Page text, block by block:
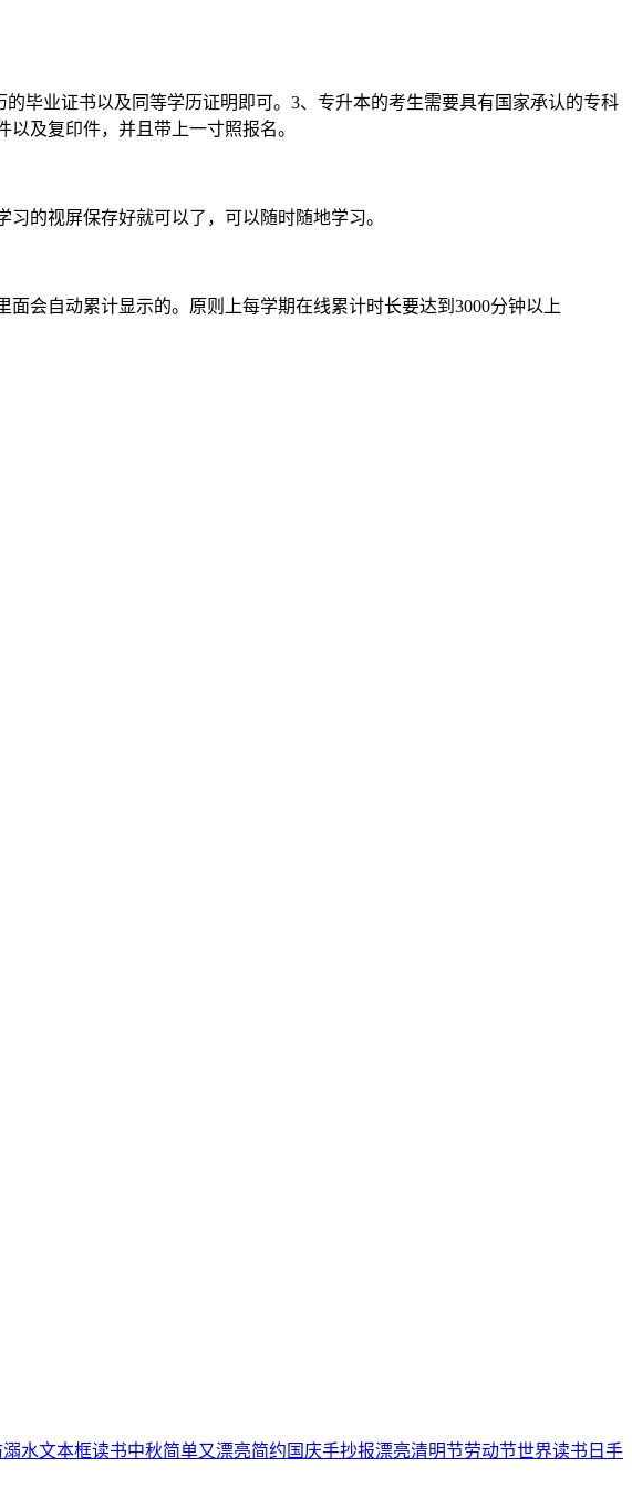
业证书以及同等学历证明即可。3、专升本的考生需要具有国家承认的专科
及复印件，并且带上一寸照报名。
的视屏保存好就可以了，可以随时随地学习。
会自动累计显示的。原则上每学期在线累计时长要达到3000分钟以上
溺水文本框读书中秋简单又漂亮简约 国庆手抄报漂亮清明节劳动节世界读书日 手